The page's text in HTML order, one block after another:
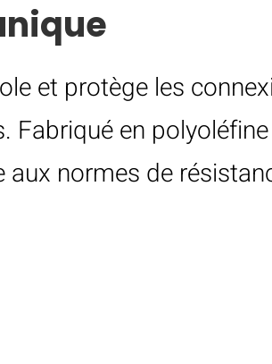
et protège les
en
normes de